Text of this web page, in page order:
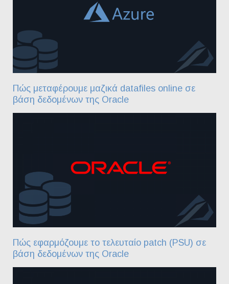
Πώς μεταφέρουμε μαζικά datafiles online σε
βάση δεδομένων της Oracle
Πώς εφαρμόζουμε το τελευταίο patch (PSU) σε
βάση δεδομένων της Oracle